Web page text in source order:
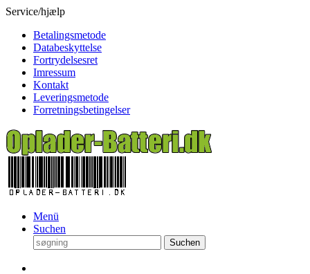
Service/hjælp
Betalingsmetode
Databeskyttelse
Fortrydelsesret
Imressum
Kontakt
Leveringsmetode
Forretningsbetingelser
Menü
Suchen
Suchen